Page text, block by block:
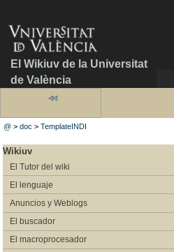
El Wikiuv de la Universitat
de València
@ >doc >TemplateINDI
Wikiuv
El Tutor del wiki
El lenguaje
Anuncios y Weblogs
El buscador
El macroprocesador